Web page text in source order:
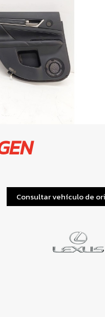
Consultar vehículo de